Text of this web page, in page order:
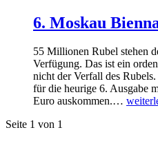
6. Moskau
55 Millionen Rubel stehen
Verfügung. Das ist ein
nicht der Verfall des
für die heurige 6. Ausgabe
Euro auskommen.…
Seite 1 von 1